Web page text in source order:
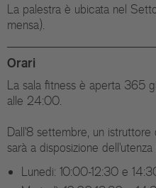
La palestra è ubicata nel
mensa).
Orari
La sala fitness è aperta 365
alle 24:00.
Dall'8 settembre, un
sarà a disposizione dell'utenza
Lunedi: 10:00-12:30 e